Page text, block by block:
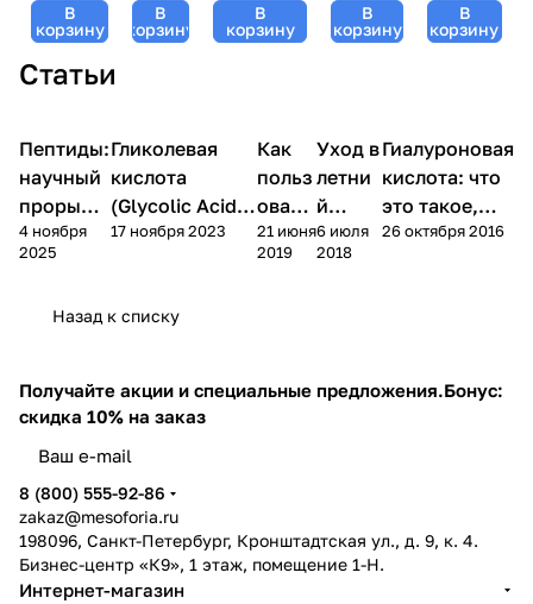
Peptide,
GiGi
(Джи
Джи) - 50
В
корзину
Nutri-
Peptide,
В
корзину
Peptide,
GiGi (Джи
В
корзину
GiGi
(Джи
В
корзину
(Джи
Джи) -
В
корзину
Статьи
Компоненты
косметики
Пептиды:
научный
прорыв
на
службе
красоты
4 ноября
2025
Компоненты
косметики
Гликолевая
кислота
(Glycolic Acid)
в косметике:
типам кожи
17 ноября 2023
Уход
за
Как
польз
овать
ся
маско
21 июня
2019
за
Уход в
летни
й
перио
д за
6 июля
2018
терапия
Гиалуроновая
кислота: что
это такое,
виды,
26 октября 2016
Назад к списку
Получайте акции и специальные предложения.Бонус:
скидка 10% на заказ
8 (800) 555-92-86
zakaz@mesoforia.ru
198096, Санкт-Петербург, Кронштадтская ул., д. 9, к. 4.
Бизнес-центр «К9», 1 этаж, помещение 1-Н.
Интернет-магазин